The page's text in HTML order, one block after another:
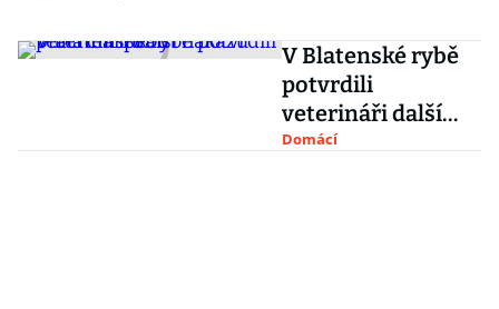
V Blatenské rybě
potvrdili
veterináři další
nákazu ptačí
Domácí